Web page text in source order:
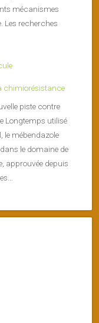
mécanismes
Les recherches
chimiorésistance
piste contre
Longtemps utilisé
le mébendazole
le domaine de
approuvée depuis